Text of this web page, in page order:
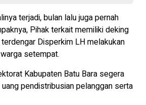
terjadi, bulan lalu juga pernah
Pihak terkait memiliki deking
Disperkim LH melakukan
setempat.
Kabupaten Batu Bara segera
pendistribusian pelanggan serta